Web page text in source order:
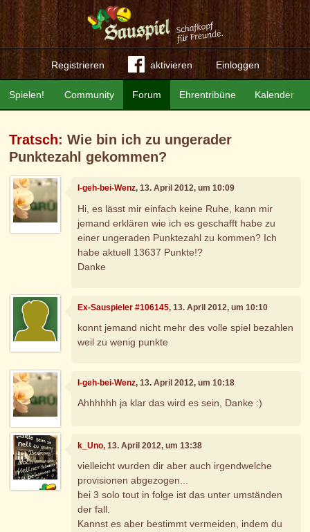
Registrieren aktivieren Einloggen
Community Forum Ehrentribüne Kalender
Spielen!
Tratsch: Wie bin ich zu ungerader
Punktezahl gekommen?
I-geh-bei-Wenz, 13. April 2012, um 10:09
Hi, es lässt mir einfach keine Ruhe, kann mir
jemand erklären wie ich es geschafft habe zu
einer ungeraden Punktezahl zu kommen? Ich
habe aktuell 13637 Punkte!?
Danke
Ex-Sauspieler #106145, 13. April 2012, um 10:10
konnt jemand nicht mehr des volle spiel bezahlen
weil zu wenig punkte
I-geh-bei-Wenz, 13. April 2012, um 10:18
Ahhhhhh ja klar das wird es sein, Danke :)
k_Uno, 13. April 2012, um 13:38
vielleicht wurden dir aber auch irgendwelche
provisionen abgezogen...
bei 3 solo tout in folge ist das unter umständen
der fall.
Kannst es aber bestimmt vermeiden, indem du